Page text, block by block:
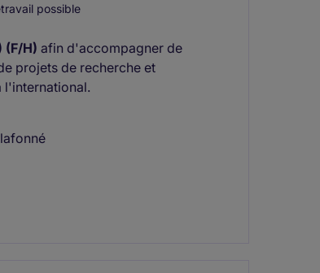
possible
(F/H) afin d'accompagner de
projets de recherche et
l'international.